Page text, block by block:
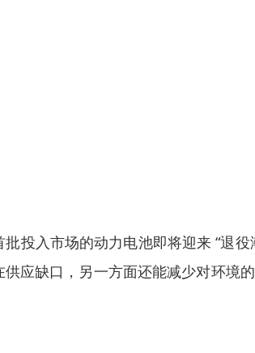
投入市场的动力电池即将迎来 “退役
应缺口，另一方面还能减少对环境